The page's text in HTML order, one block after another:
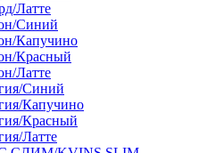
Латте
Синий
Капучино
Красный
Латте
Синий
Капучино
Красный
Латте